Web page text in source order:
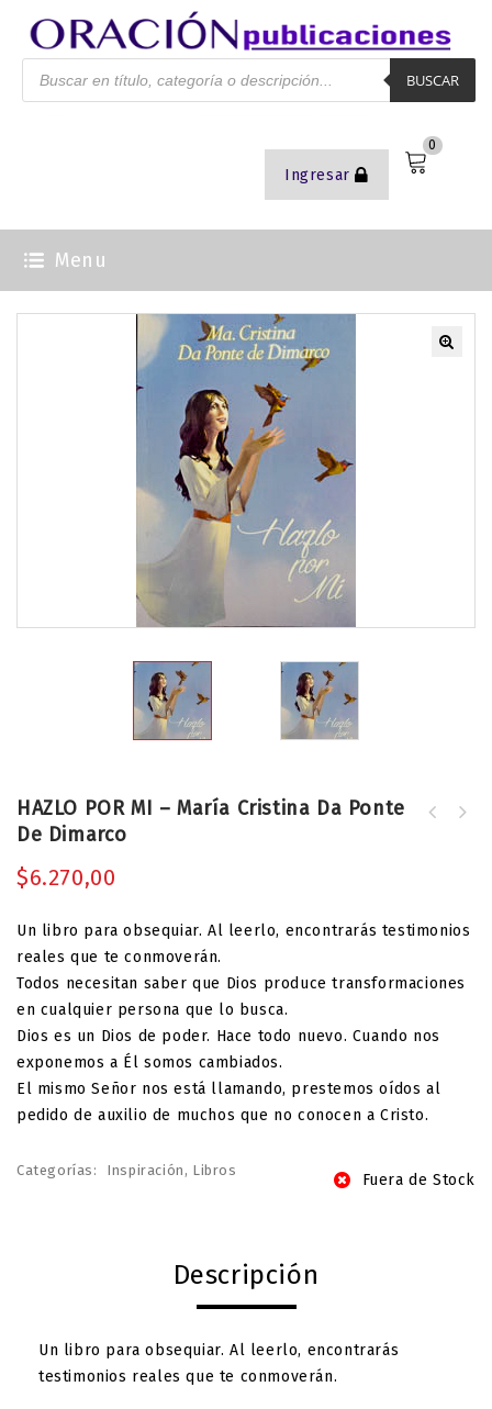
Ingresar
0
BUSCAR
Menu
HAZLO POR MI – María Cristina Da Ponte
De Dimarco
$6.270,00
Un libro para obsequiar. Al leerlo, encontrarás testimonios
reales que te conmoverán.
Todos necesitan saber que Dios produce transformaciones
en cualquier persona que lo busca.
Dios es un Dios de poder. Hace todo nuevo. Cuando nos
exponemos a Él somos cambiados.
El mismo Señor nos está llamando, prestemos oídos al
pedido de auxilio de muchos que no conocen a Cristo.
Fuera de Stock
Categorías: Inspiración , Libros
Descripción
Un libro para obsequiar. Al leerlo, encontrarás
testimonios reales que te conmoverán.